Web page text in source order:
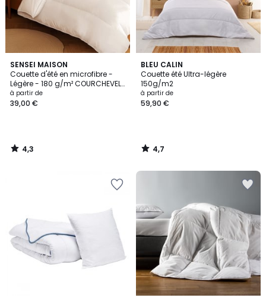
SENSEI MAISON
Couette d'été en microfibre -
Légère - 180 g/m² COURCHEVEL
LIGHT
à partir de
39,00 €
4,3
/ 5
4,3
/
BLEU CALIN
Couette été Ultra-légère
150g/m2
à partir de
59,90 €
4,7
/ 5
4,7
/